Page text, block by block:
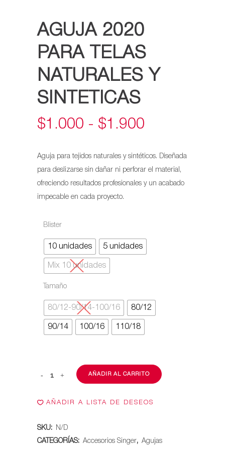
AGUJA 2020
PARA TELAS
NATURALES Y
SINTETICAS
$1.000 - $1.900
PRECIOS:
DESDE
$1.900
Aguja para tejidos naturales y sintéticos. Diseñada
para deslizarse sin dañar ni perforar el material,
ofreciendo resultados profesionales y un acabado
impecable en cada proyecto.
Blister
10 unidades 5 unidades
Mix 10 unidades
Tamaño
80/12-90/14-100/16 80/12
90/14 100/16 110/18
Aguja
telas
AÑADIR AL CARRITO
AÑADIR A LISTA DE DESEOS
SKU:
N/D
CATEGORÍAS: Accesorios Singer, Agujas